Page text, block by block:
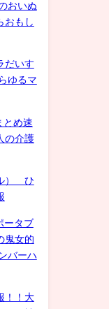
おいぬ
おもし
だいす
ゆるマ
とめ速
の介護
） ひ
ータブ
鬼女的
バーハ
！！大